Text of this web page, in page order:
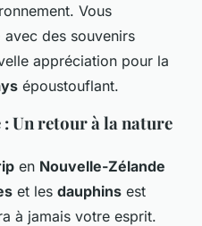
Vous
avec des souvenirs
appréciation pour la
époustouflant.
Un retour à la nature
en Nouvelle-Zélande
et les dauphins est
à jamais votre esprit.